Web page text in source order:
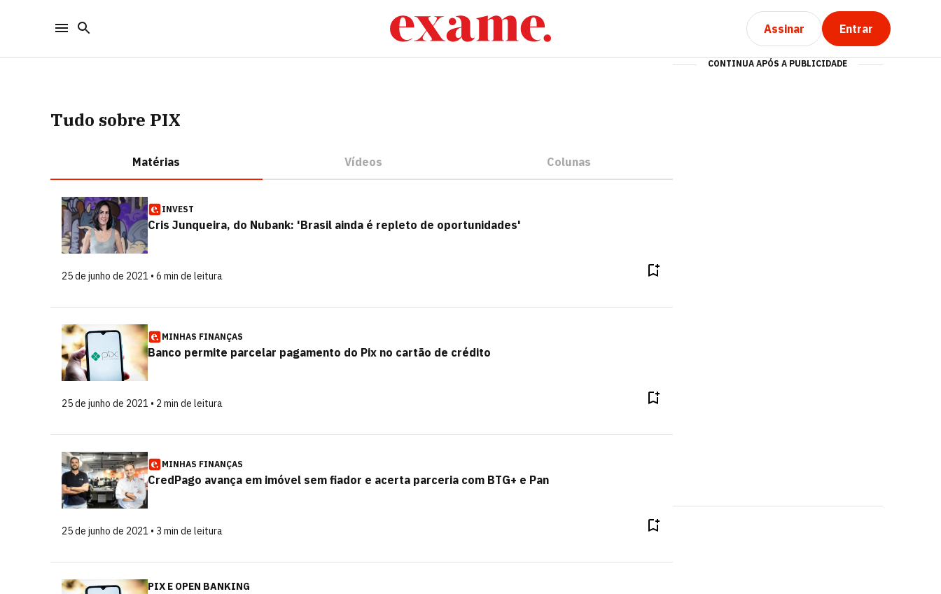
Assinar Entrar
Tudo sobre PIX
Matérias Vídeos Colunas
INVEST
Cris Junqueira, do Nubank: 'Brasil ainda é repleto de oportunidades'
25 de junho de 2021 • 6 min de leitura
MINHAS FINANÇAS
Banco permite parcelar pagamento do Pix no cartão de crédito
25 de junho de 2021 • 2 min de leitura
MINHAS FINANÇAS
CredPago avança em imóvel sem fiador e acerta parceria com BTG+ e Pan
25 de junho de 2021 • 3 min de leitura
PIX E OPEN BANKING
CONTINUA APÓS A PUBLICIDADE